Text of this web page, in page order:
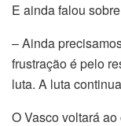
E ainda falou
– Ainda
frustração é pelo
luta. A luta
O Vasco voltará